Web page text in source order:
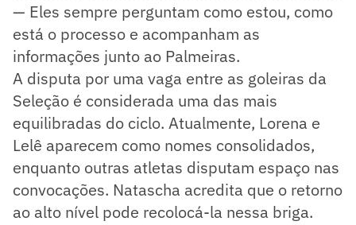
— Eles sempre perguntam como estou, como
está o processo e acompanham as
informações junto ao Palmeiras.
A disputa por uma vaga entre as goleiras da
Seleção é considerada uma das mais
equilibradas do ciclo. Atualmente, Lorena e
Lelê aparecem como nomes consolidados,
enquanto outras atletas disputam espaço nas
convocações. Natascha acredita que o retorno
ao alto nível pode recolocá-la nessa briga.